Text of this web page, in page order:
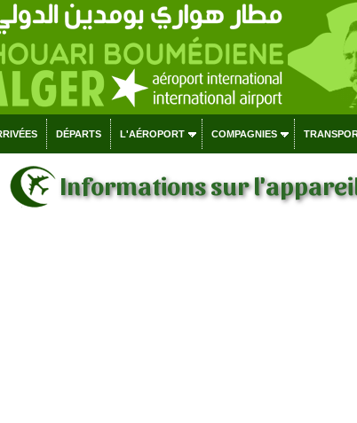
DÉPARTS L'AÉROPORT COMPAGNIES
Informations sur l'appareil